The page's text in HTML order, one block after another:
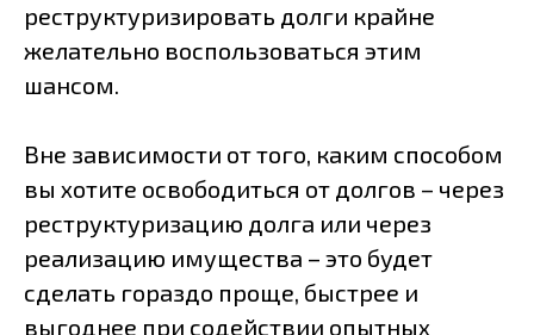
реструктуризировать долги крайне
желательно воспользоваться этим
шансом.
Вне зависимости от того, каким способом
вы хотите освободиться от долгов – через
реструктуризацию долга или через
реализацию имущества – это будет
сделать гораздо проще, быстрее и
выгоднее при содействии опытных